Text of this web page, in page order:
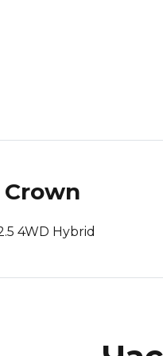
Crown
4WD Hybrid